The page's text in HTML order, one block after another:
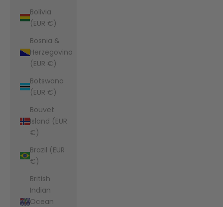
Bolivia
(EUR €)
Bosnia &
Herzegovina
(EUR €)
Botswana
(EUR €)
Bouvet
Island (EUR
€)
Brazil (EUR
€)
British
Indian
Ocean